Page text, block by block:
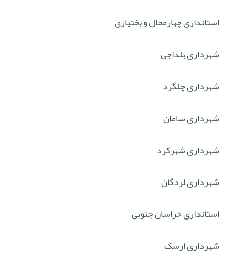
استانداری چهارمحال و بختیاری
شهرداری بلداجی
شهرداری چلگرد
شهرداری سامان
شهرداری شهرکرد
شهرداری لردگان
استانداری خراسان جنوبی
شهرداری ارسک